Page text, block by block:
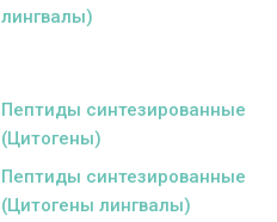
лингвалы)
Пептиды синтезированные
(Цитогены)
Пептиды синтезированные
(Цитогены лингвалы)